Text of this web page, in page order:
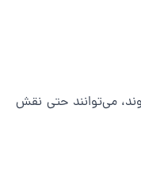
می‌توانند حتی نقش